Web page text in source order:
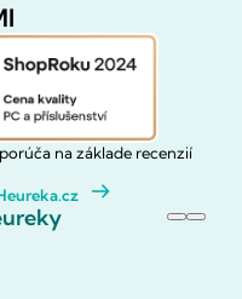
na základe recenzií